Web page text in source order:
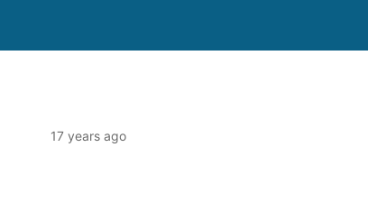
17 years ago